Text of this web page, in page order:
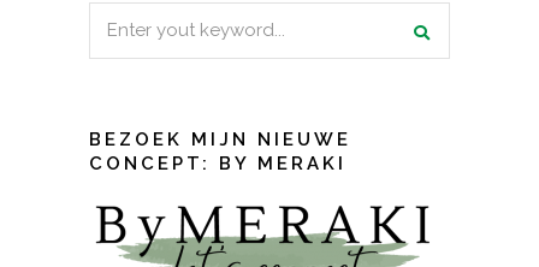
BEZOEK MIJN NIEUWE
CONCEPT: BY MERAKI